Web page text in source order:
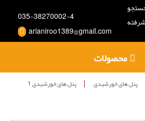
035-38270002-4
arianiroo1389@gmail.com
محصولات
پنل های خورشیدی پنل های خورشیدی 1